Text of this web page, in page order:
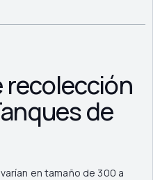
recolección
de
en tamaño de 300 a